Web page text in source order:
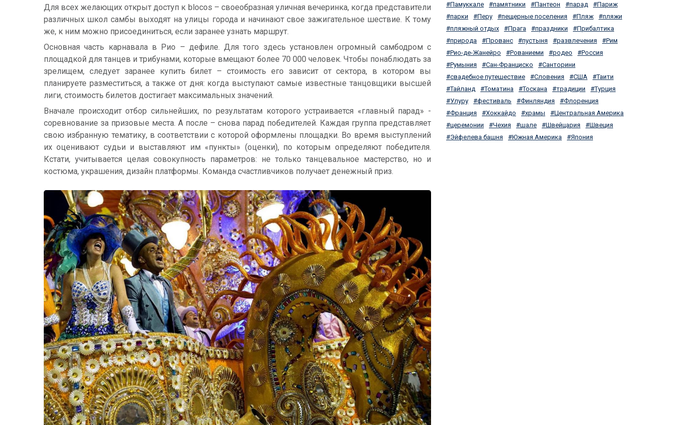
Для всех желающих открыт доступ к blocos – своеобразная уличная вечеринка, когда представители
различных школ самбы выходят на улицы города и начинают свое зажигательное шествие. К тому
же, к ним можно присоединиться, если заранее узнать маршрут.
Основная часть карнавала в Рио – дефиле. Для того здесь установлен огромный самбодром с
площадкой для танцев и трибунами, которые вмещают более 70 000 человек. Чтобы понаблюдать за
зрелищем, следует заранее купить билет – стоимость его зависит от сектора, в котором вы
планируете разместиться, а также от дня: когда выступают самые известные танцовщики высшей
лиги, стоимость билетов достигает максимальных значений.
Вначале происходит отбор сильнейших, по результатам которого устраивается «главный парад» -
соревнование за призовые места. А после – снова парад победителей. Каждая группа представляет
свою избранную тематику, в соответствии с которой оформлены площадки. Во время выступлений
их оценивают судьи и выставляют им «пункты» (оценки), по которым определяют победителя.
Кстати, учитывается целая совокупность параметров: не только танцевальное мастерство, но и
костюма, украшения, дизайн платформы. Команда счастливчиков получает денежный приз.
Памуккале
памятники Пантеон парад
Париж
парки
Перу пещерные поселения Пляж
пляжи
пляжный отдых
Прага праздники
Прибалтика
природа
Прованс пустыня развлечения
Рим
Рио-де-Жанейро
Рованиеми родео
Россия
Румыния
Сан-Франциско
Санторини
свадебное путешествие
Словения США
Таити
Тайланд
Томатина Тоскана традиции
Турция
Улуру
фестиваль Финляндия
Флоренция
Франция
Хоккайдо храмы
Центральная Америка
церемонии
Чехия шале Швейцария
Швеция
Эйфелева башня
Южная Америка Япония